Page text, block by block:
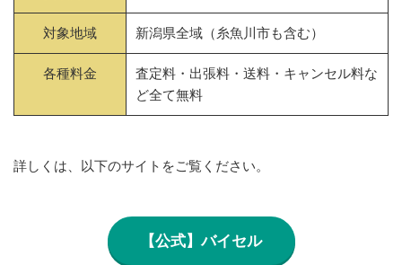
対象地域 新潟県全域（糸魚川市も含む）
各種料金
査定料・出張料・送料・キャンセル料な
ど全て無料
詳しくは、以下のサイトをご覧ください。
【公式】バイセル